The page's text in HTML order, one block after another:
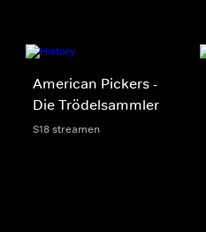
American Pickers -
Die Trödelsammler
S18 streamen